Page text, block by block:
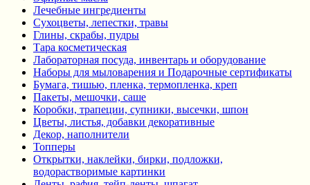
Лечебные ингредиенты
Сухоцветы, лепестки, травы
Глины, скрабы, пудры
Тара косметическая
Лабораторная посуда, инвентарь и оборудование
Наборы для мыловарения и Подарочные сертификаты
Бумага, тишью, пленка, термопленка, креп
Пакеты, мешочки, саше
Коробки, трапеции, супники, высечки, шпон
Цветы, листья, добавки декоративные
Декор, наполнители
Топперы
Открытки, наклейки, бирки, подложки,
водорастворимые картинки